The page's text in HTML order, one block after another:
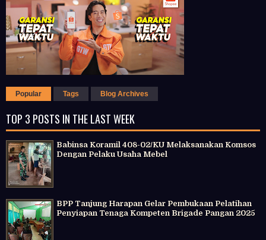
Popular Tags Blog Archives
TOP 3 POSTS IN THE LAST WEEK
Babinsa Koramil 408-02/KU Melaksanakan Komsos
Dengan Pelaku Usaha Mebel
BPP Tanjung Harapan Gelar Pembukaan Pelatihan
Penyiapan Tenaga Kompeten Brigade Pangan 2025